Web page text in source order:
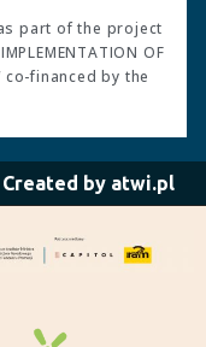
part of the project
OF
co-financed by the
by atwi.pl